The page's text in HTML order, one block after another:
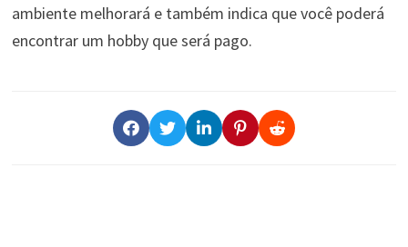
ambiente melhorará e também indica que você poderá
encontrar um hobby que será pago.